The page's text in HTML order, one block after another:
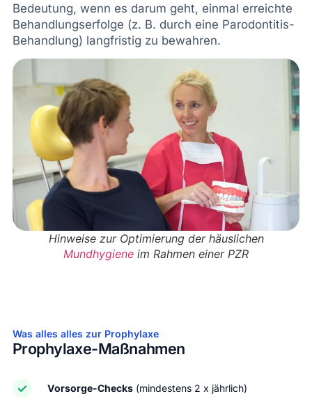
Bedeutung, wenn es darum geht, einmal erreichte
Behandlungserfolge (z. B. durch eine Parodontitis-
Behandlung) langfristig zu bewahren.
Hinweise zur Optimierung der häuslichen
Mundhygiene im Rahmen einer PZR
Was alles alles zur Prophylaxe
Prophylaxe-Maßnahmen
Vorsorge-Checks(mindestens 2 x jährlich)